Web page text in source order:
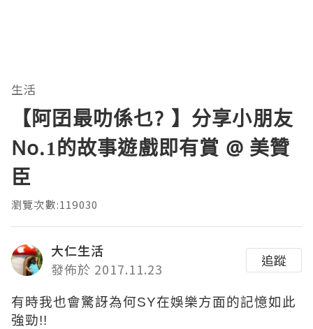
生活
【阿囝最叻係乜? 】分享小朋友
No.1的故事遊戲即有賞 @ 美贊
臣
瀏覽次數:119030
大仁生活
發佈於 2017.11.23
追蹤
有時我也會驚訝為何SY在娛樂方面的記憶如此
強勁!!